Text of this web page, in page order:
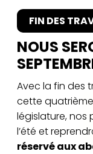
FIN DES
NOUS
Avec la fin des
cette
législature,
l’été et
réservé aux